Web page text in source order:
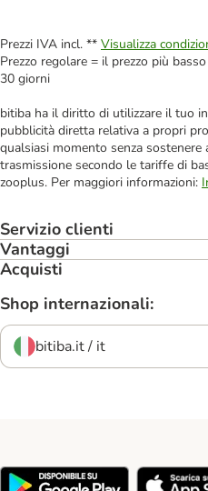
Prezzi IVA incl. ** Visualizza
Prezzo regolare = il prezzo più
30 giorni
bitiba ha il diritto di utilizzare il tuo
pubblicità diretta relativa a propri
qualsiasi momento senza
trasmissione secondo le tariffe di
zooplus. Per maggiori informazioni:
Servizio clienti
Vantaggi
Acquisti
Shop internazionali:
bitiba.it / it